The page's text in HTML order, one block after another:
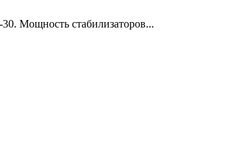
Мощность стабилизаторов...